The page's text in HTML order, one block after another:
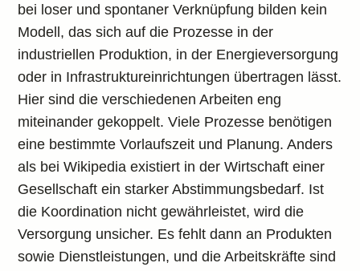
bei loser und spontaner Verknüpfung bilden kein
Modell, das sich auf die Prozesse in der
industriellen Produktion, in der Energieversorgung
oder in Infrastruktureinrichtungen übertragen lässt.
Hier sind die verschiedenen Arbeiten eng
miteinander gekoppelt. Viele Prozesse benötigen
eine bestimmte Vorlaufszeit und Planung. Anders
als bei Wikipedia existiert in der Wirtschaft einer
Gesellschaft ein starker Abstimmungsbedarf. Ist
die Koordination nicht gewährleistet, wird die
Versorgung unsicher. Es fehlt dann an Produkten
sowie Dienstleistungen, und die Arbeitskräfte sind